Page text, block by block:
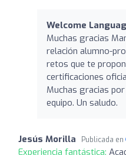
Welcome
Muchas gracias
relación alumno-
retos que te
certificaciones
Muchas gracias
equipo. Un saludo.
Jesús Morilla Publicada en
Experiencia fantástica: